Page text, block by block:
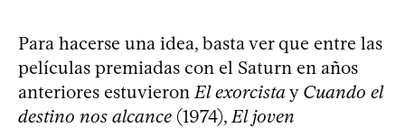
Para hacerse una idea, basta ver que entre las
películas premiadas con el Saturn en años
anteriores estuvieronEl exorcistay Cuando el
destino nos alcance (1974),El joven